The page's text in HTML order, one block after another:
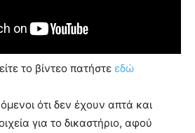
το βίντεο πατήστε εδώ
ότι δεν έχουν απτά και
για το δικαστήριο, αφού